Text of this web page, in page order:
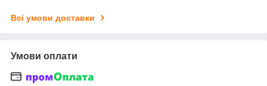
Всі умови доставки
Умови оплати